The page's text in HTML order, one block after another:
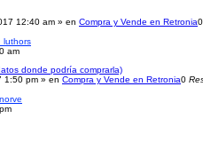
12:40 am » en Compra y Vende en Retronia
am
donde podría comprarla)
1:50 pm » en Compra y Vende en Retronia0